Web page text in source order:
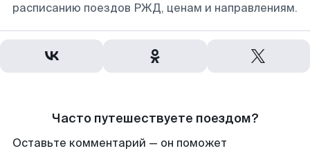
расписанию поездов РЖД, ценам и направлениям.
Часто путешествуете поездом?
Оставьте комментарий — он поможет